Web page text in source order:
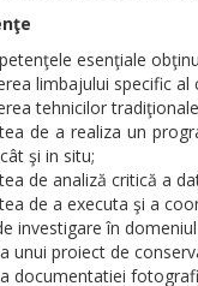
esenţiale
limbajului specific al
tehnicilor
de a realiza un
şi in situ;
de analiză critică a
de a executa şi a
investigare în
unui proiect de
documentatiei